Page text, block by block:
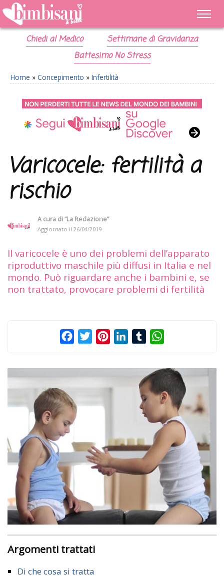
Chiedi al Medico
Settimane di Gravidanza
Battesimo No Stress
Home » Concepimento » Infertilità
Varicocele: fertilità a
rischio
A cura di“La Redazione”
Aggiornato il 26/04/2019
Il varicocele è uno dei problemi dell’apparato
riproduttivo maschile più diffusi in Italia e nel
mondo. Può riguardare anche i bambini e, se
non trattato, provocare problemi di fertilità
FacebookTwitterPinterestLinkedInTumblr
Argomenti trattati
Di che cosa si tratta